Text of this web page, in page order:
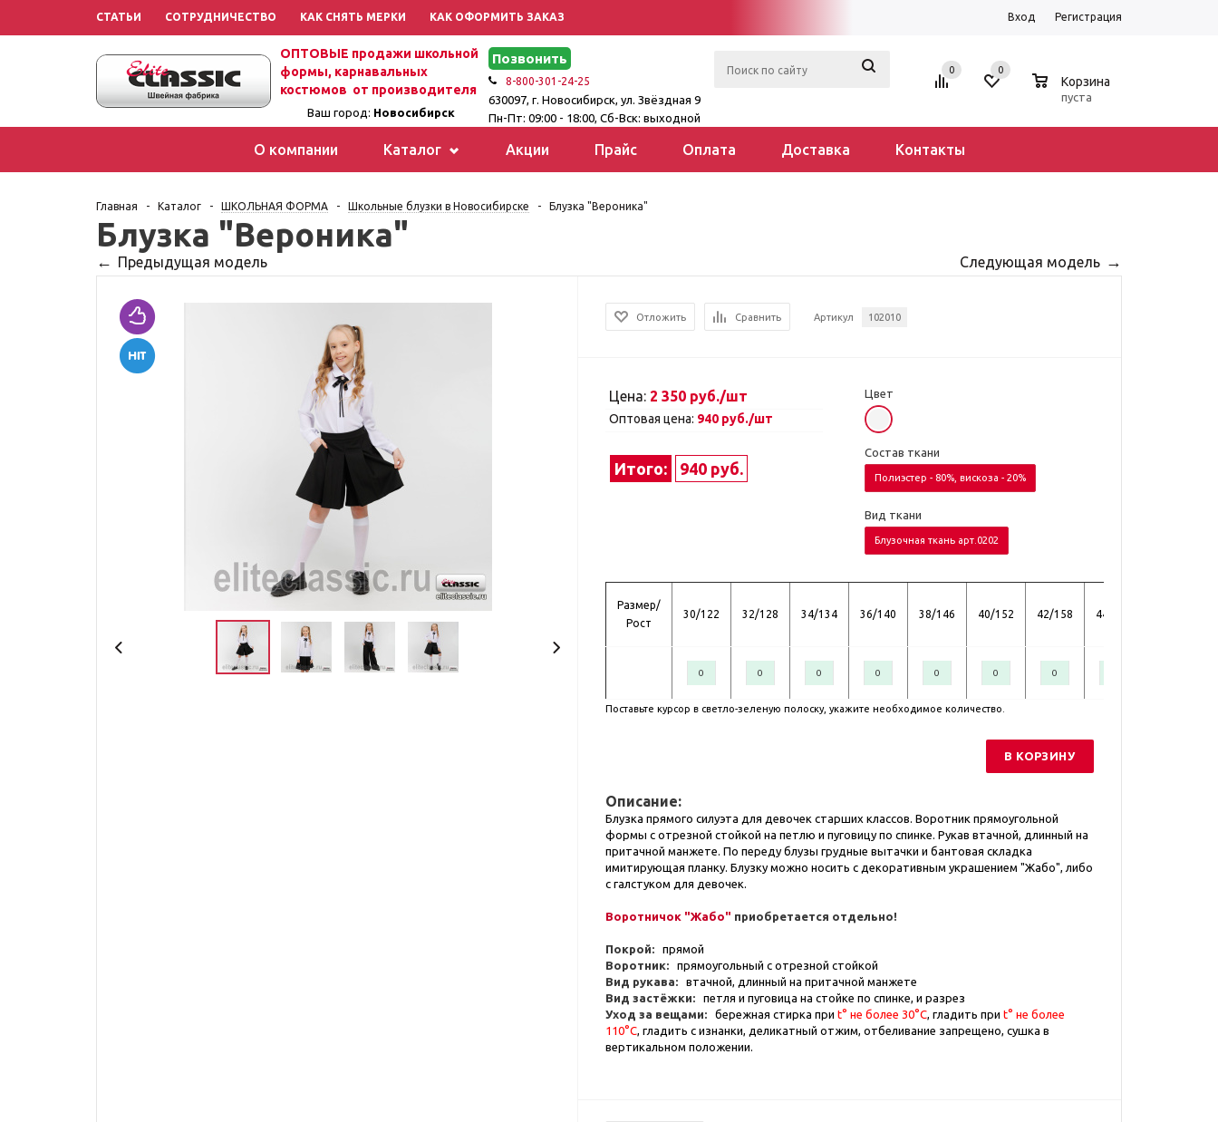
СТАТЬИ СОТРУДНИЧЕСТВО КАК СНЯТЬ МЕРКИ КАК ОФОРМИТЬ ЗАКАЗ Вход Регистрация
0 0
Корзина
пуста
ОПТОВЫЕ продажи школьной
формы, карнавальных
костюмов от производителя
Ваш город: Новосибирск
Позвонить
8-800-301-24-25
630097, г. Новосибирск, ул. Звёздная 9
Пн-Пт: 09:00 - 18:00, Сб-Вск: выходной
О компании Каталог Акции Прайс Оплата Доставка Контакты
Главная - Каталог - ШКОЛЬНАЯ ФОРМА - Школьные блузки в Новосибирске - Блузка "Вероника"
Блузка "Вероника"
Отложить Сравнить Артикул 102010
Цена: 2 350 руб./шт
Оптовая цена: 940 руб./шт
Итого: 940 руб.
Цвет
Состав ткани
Полиэстер - 80%, вискоза - 20%
Вид ткани
Блузочная ткань арт.0202
Размер/
Рост
30/122 32/128 34/134 36/140 38/146 40/152 42/158 44/164
Поставьте курсор в светло-зеленую полоску, укажите необходимое количество.
В КОРЗИНУ
Описание:
Блузка прямого силуэта для девочек старших классов. Воротник прямоугольной
формы с отрезной стойкой на петлю и пуговицу по спинке. Рукав втачной, длинный на
притачной манжете. По переду блузы грудные вытачки и бантовая складка
имитирующая планку. Блузку можно носить с декоративным украшением "Жабо", либо
с галстуком для девочек.
Воротничок "Жабо" приобретается отдельно!
Покрой: прямой
Воротник: прямоугольный с отрезной стойкой
Вид рукава: втачной, длинный на притачной манжете
Вид застёжки: петля и пуговица на стойке по спинке, и разрез
Уход за вещами: бережная стирка приt° не более 30°С, гладить приt° не более
110°С, гладить с изнанки, деликатный отжим, отбеливание запрещено, сушка в
вертикальном положении.
Предыдущая модель Следующая модель